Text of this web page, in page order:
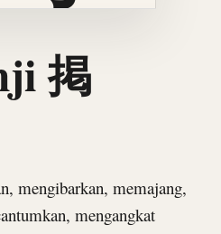
掲
mengibarkan, memajang,
mengangkat